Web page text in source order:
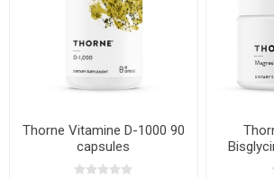
Thorne Vitamine D-1000 90
capsules